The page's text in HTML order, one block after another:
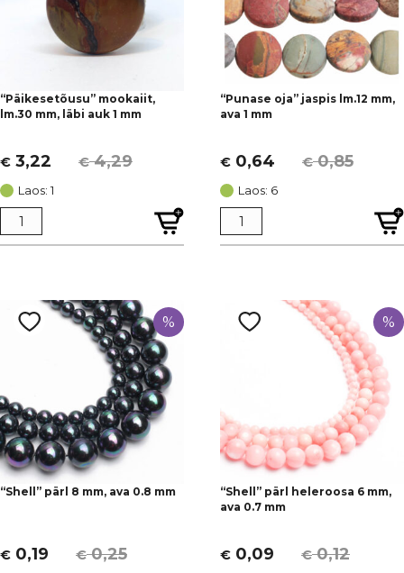
“Päikesetõusu” mookaiit,
lm.30 mm, läbi auk 1 mm
€4,29
Algne
hind
oli:
€ 4,29.
€ 3,22
Current
price
is:
€ 3,22.
Laos: 1
“Punase oja” jaspis lm.12 mm,
ava 1 mm
€0,85
Algne
hind
oli:
€ 0,85.
€ 0,64
Current
price
is:
€ 0,64.
Laos: 6
%
“Shell” pärl 8 mm, ava 0.8 mm
€0,25
Algne
€ 0,19
Current
%
“Shell” pärl heleroosa 6 mm,
ava 0.7 mm
€0,12
Algne
€ 0,09
Current